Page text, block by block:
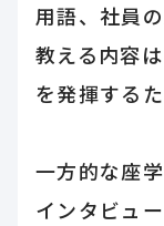
用語、社員
教える内容
を発揮する
一方的な座
インタビュ